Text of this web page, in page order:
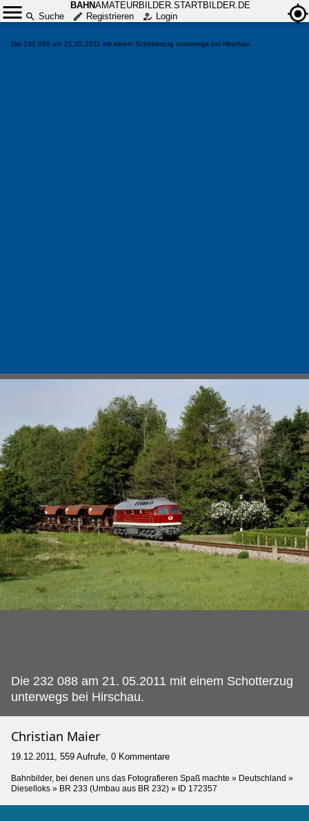
BAHNAMATEURBILDER.STARTBILDER.DE
Suche
Registrieren Login
Die 232 088 am 21.05.2011 mit einem Schotterzug unterwegs bei Hirschau
Die 232 088 am 21. 05.2011 mit einem Schotterzug
unterwegs bei Hirschau.
Christian Maier
19.12.2011, 559 Aufrufe, 0 Kommentare
Bahnbilder, bei denen uns das Fotografieren Spaß machte » Deutschland »
Dieselloks » BR 233 (Umbau aus BR 232) » ID 172357